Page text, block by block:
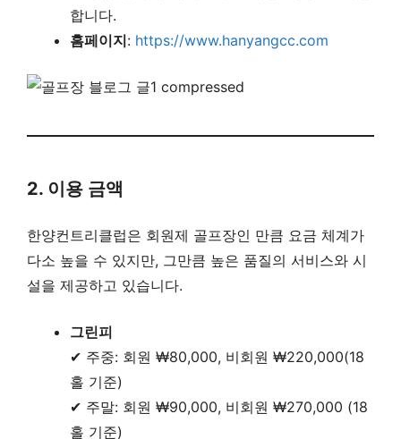
합니다.
홈페이지: https://www.hanyangcc.com
2. 이용 금액
한양컨트리클럽은 회원제 골프장인 만큼 요금 체계가
다소 높을 수 있지만, 그만큼 높은 품질의 서비스와 시
설을 제공하고 있습니다.
그린피
✔ 주중: 회원 ₩80,000, 비회원 ₩220,000(18
홀 기준)
✔ 주말: 회원 ₩90,000, 비회원 ₩270,000 (18
홀 기준)